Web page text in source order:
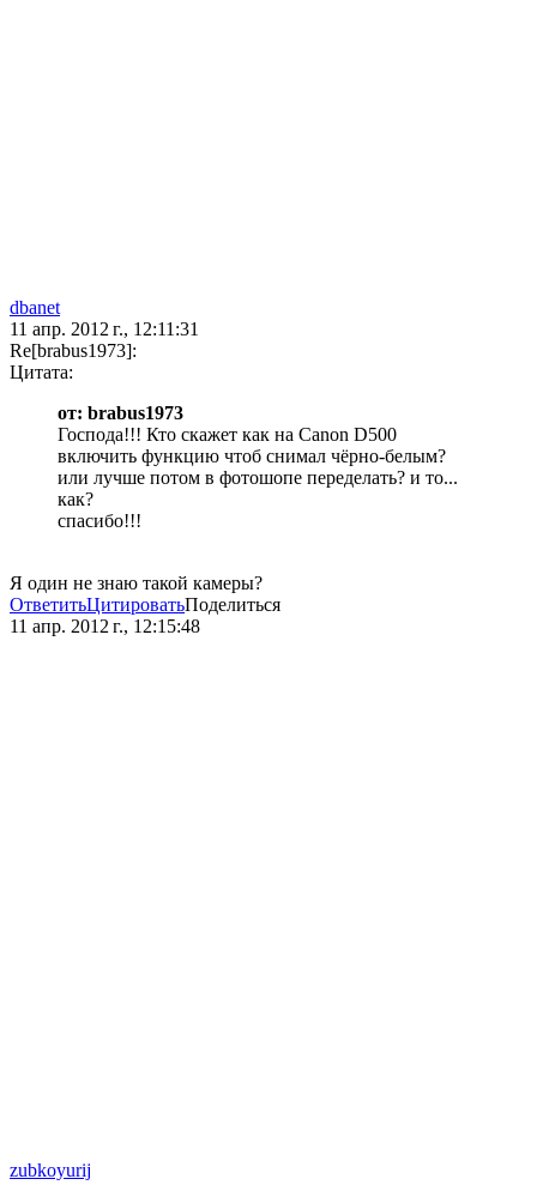
dbanet
11 апр. 2012 г., 12:11:31
Re[brabus1973]:
Цитата:
от: brabus1973
Господа!!! Кто скажет как на Canon D500
включить функцию чтоб снимал чёрно-белым?
или лучше потом в фотошопе переделать? и то...
как?
спасибо!!!
Я один не знаю такой камеры?
ОтветитьЦитироватьПоделиться
11 апр. 2012 г., 12:15:48
zubkoyurij